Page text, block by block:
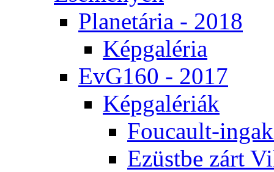
Pla­ne­tá­ria - 2018
Kép­ga­lé­ria
EvG160 - 2017
Kép­ga­lé­ri­ák
Fo­u­ca­ult-
Ezüst­be zárt